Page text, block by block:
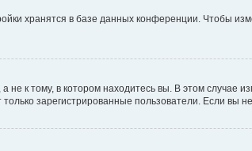
хранятся в базе данных конференции. Чтобы
к тому, в котором находитесь вы. В этом случае
зарегистрированные пользователи. Если вы